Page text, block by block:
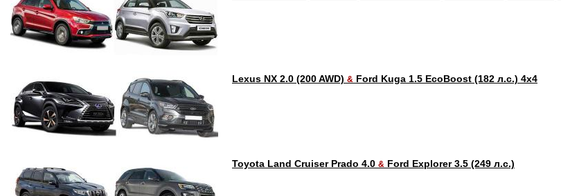
Lexus NX 2.0 (200 AWD) & Ford Kuga 1.5 EcoBoost (182 л.с.) 4x4
Toyota Land Cruiser Prado 4.0 & Ford Explorer 3.5 (249 л.с.)